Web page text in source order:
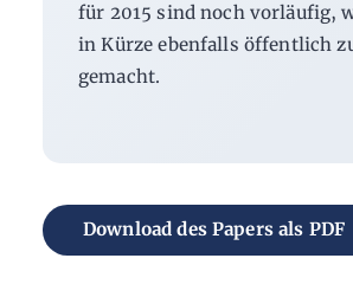
für 2015 sind noch vorläufig,
in Kürze ebenfalls öffentlich
gemacht.
Download des Papers als PDF